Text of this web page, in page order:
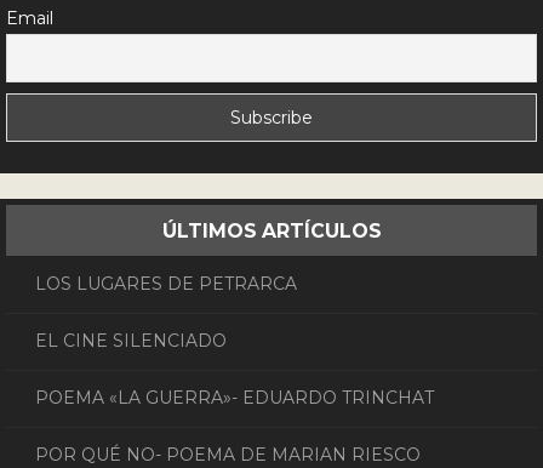
Email
ÚLTIMOS ARTÍCULOS
LOS LUGARES DE PETRARCA
EL CINE SILENCIADO
POEMA «LA GUERRA»- EDUARDO TRINCHAT
POR QUÉ NO- POEMA DE MARIAN RIESCO